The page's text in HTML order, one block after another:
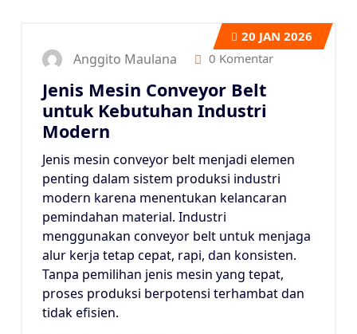
20 JAN 2026
Anggito Maulana 0 Komentar
Jenis Mesin Conveyor Belt
untuk Kebutuhan Industri
Modern
Jenis mesin conveyor belt menjadi elemen
penting dalam sistem produksi industri
modern karena menentukan kelancaran
pemindahan material. Industri
menggunakan conveyor belt untuk menjaga
alur kerja tetap cepat, rapi, dan konsisten.
Tanpa pemilihan jenis mesin yang tepat,
proses produksi berpotensi terhambat dan
tidak efisien.